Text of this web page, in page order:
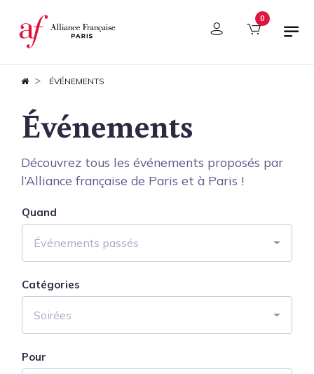
Panneau de gestion des cookies 0
ÉVÉNEMENTS
Événements
Découvrez tous les événements proposés par
l’Alliance française de Paris et à Paris !
Quand
Événements passés
Catégories
Soirées
Pour